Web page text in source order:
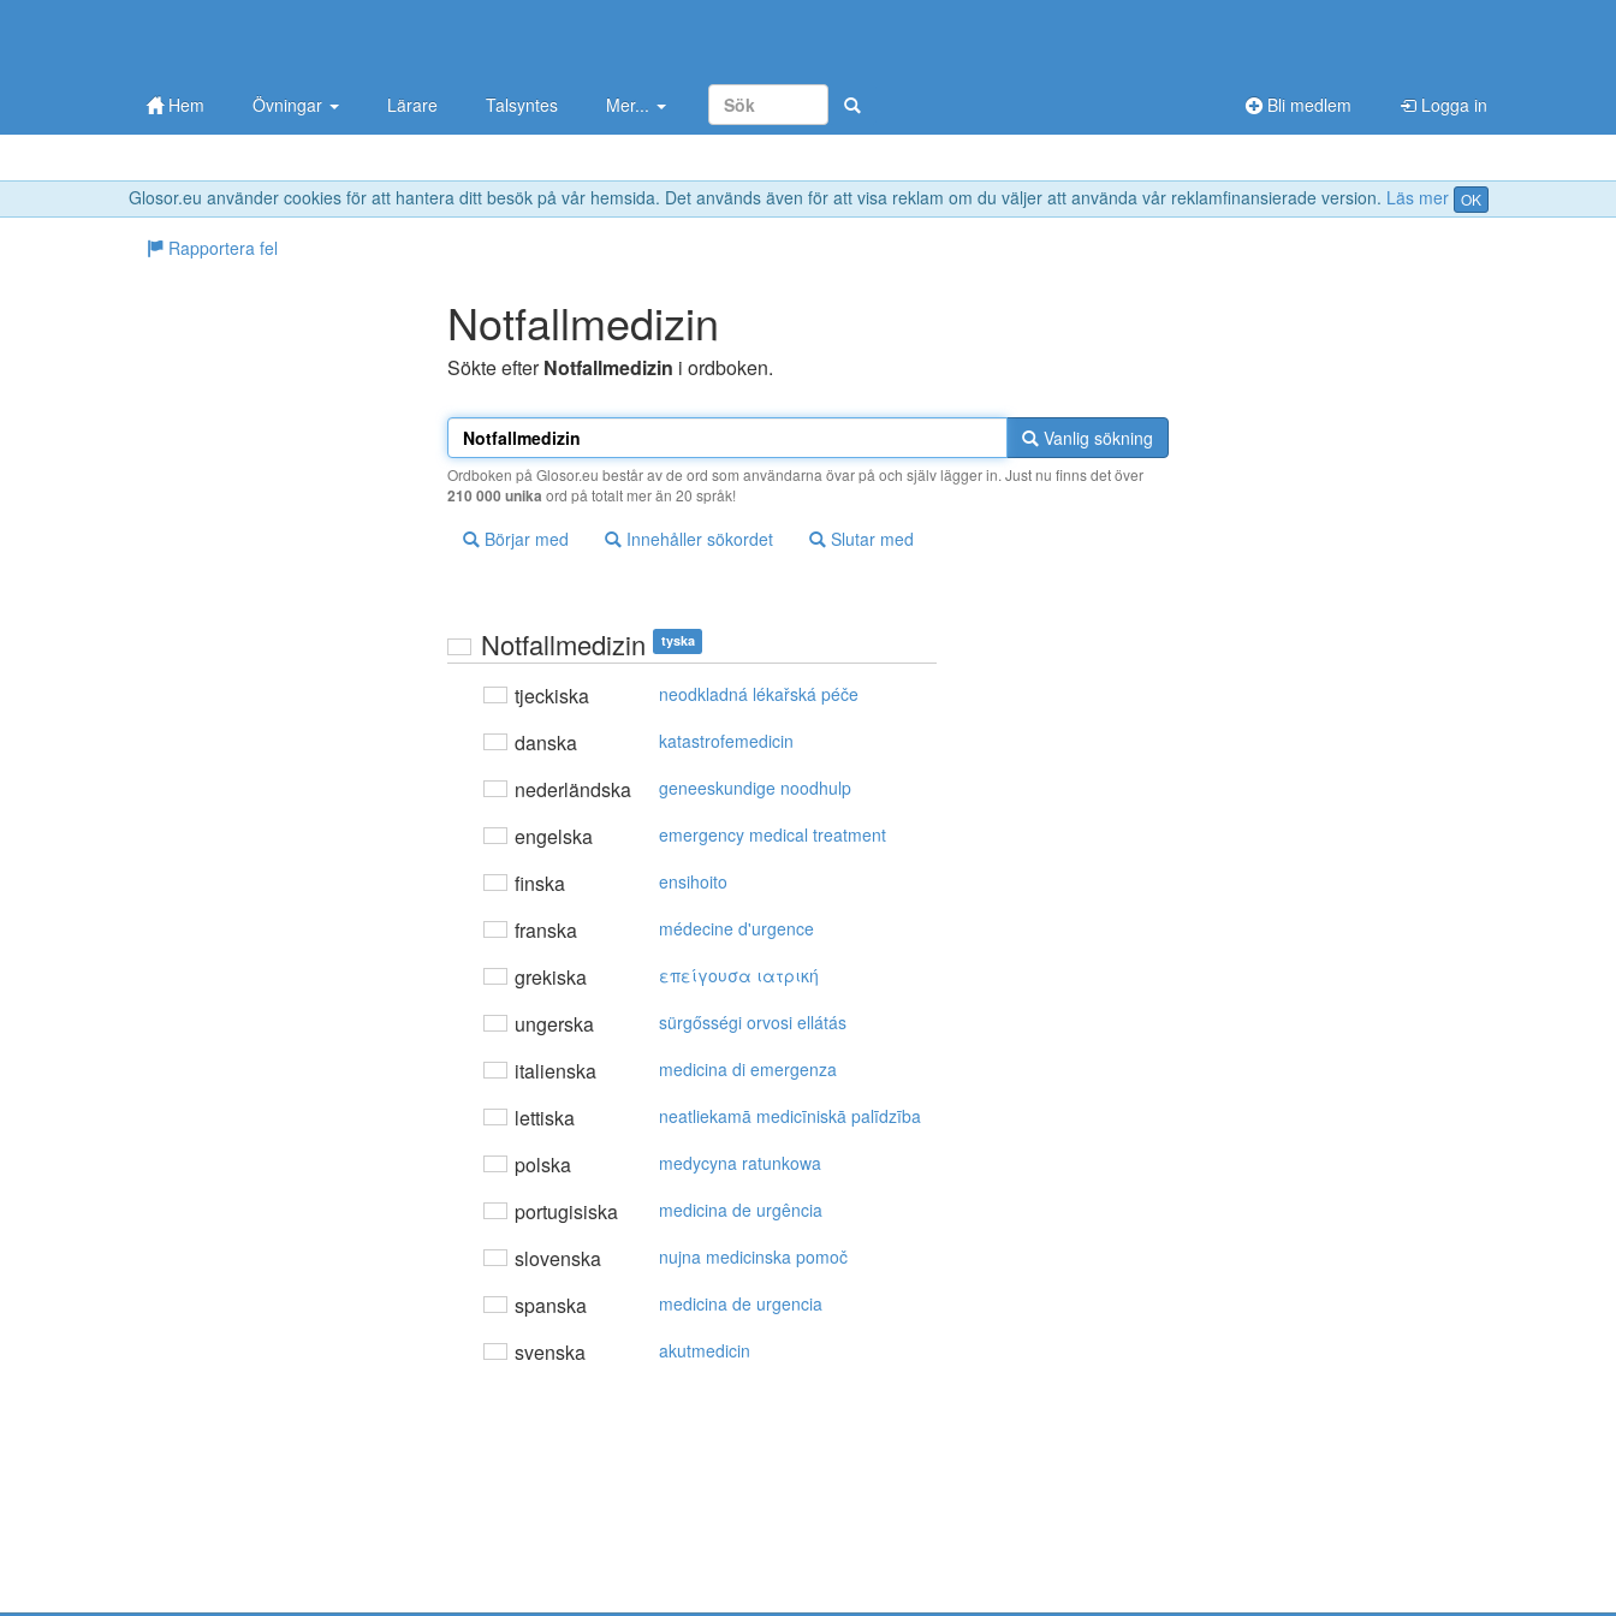
Glosor.eu använder cookies för att hantera ditt besök på vår hemsida. Det används även för att visa reklam om du väljer att använda vår reklamfinansierade version. Läs mer OK
Hem Övningar Lärare Talsyntes Mer... Bli medlem Logga in
Rapportera fel
Notfallmedizin
Sökte efterNotfallmedizin i ordboken.
Vanlig sökning
Ordboken på Glosor.eu består av de ord som användarna övar på och själv lägger in. Just nu finns det över
210 000 unika ord på totalt mer än 20 språk!
Börjar med Innehåller sökordet Slutar med
Notfallmedizin tyska
tjeckiska neodkladná lékařská péče
danska katastrofemedicin
nederländska geneeskundige noodhulp
engelska emergency medical treatment
finska ensihoito
franska médecine d'urgence
grekiska επείγoυσα ιατρική
ungerska sürgősségi orvosi ellátás
italienska medicina di emergenza
lettiska neatliekamā medicīniskā palīdzība
polska medycyna ratunkowa
portugisiska medicina de urgência
slovenska nujna medicinska pomoč
spanska medicina de urgencia
svenska akutmedicin